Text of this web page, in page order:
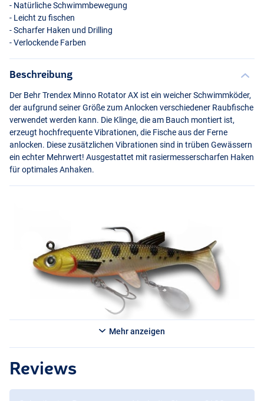
- Natürliche Schwimmbewegung
- Leicht zu fischen
- Scharfer Haken und Drilling
- Verlockende Farben
Beschreibung
Der Behr Trendex Minno Rotator AX ist ein weicher Schwimmköder,
der aufgrund seiner Größe zum Anlocken verschiedener Raubfische
verwendet werden kann. Die Klinge, die am Bauch montiert ist,
erzeugt hochfrequente Vibrationen, die Fische aus der Ferne
anlocken. Diese zusätzlichen Vibrationen sind in trüben Gewässern
ein echter Mehrwert! Ausgestattet mit rasiermesserscharfen Haken
für optimales Anhaken.
Mehr anzeigen
Reviews